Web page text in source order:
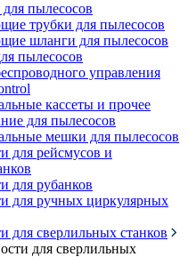
пылесосов
трубки для пылесосов
шланги для пылесосов
пылесосов
управления
кассеты и прочее
для пылесосов
мешки для пылесосов
для рейсмусов и
для рубанков
для ручных циркулярных
для сверлильных станков
для сверлильных